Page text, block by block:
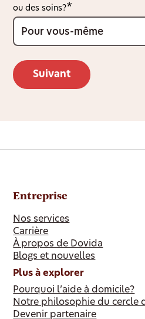
ou des soins?
Entreprise
Nos services
Carrière
À propos de Dovida
Blogs et nouvelles
Plus à explorer
Pourquoi l’aide à domicile?
Notre philosophie du cercle
Devenir partenaire